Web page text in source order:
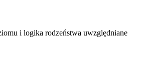
i logika rodzeństwa uwzględniane